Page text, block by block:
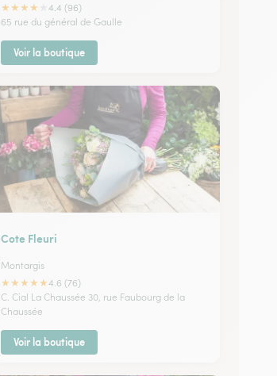
★★★★
4.4 (96)
65 rue du général de Gaulle
Voir la boutique
Cote Fleuri
Montargis
★★★★★4.6 (76)
C. Cial La Chaussée 30, rue Faubourg de la
Chaussée
Voir la boutique